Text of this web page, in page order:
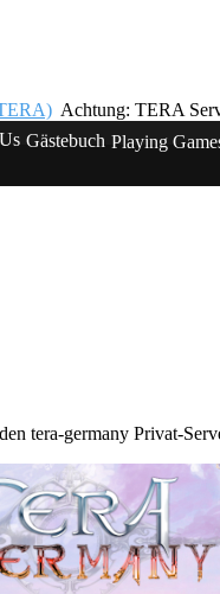
Achtung: TERA
Gästebuch Playing
tera-germany Privat-